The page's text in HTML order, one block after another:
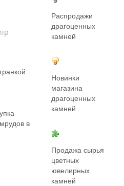
в
Распродажи
драгоценных
камней
Новинки
магазина
драгоценных
камней
Продажа сырья
цветных
ювелирных
камней